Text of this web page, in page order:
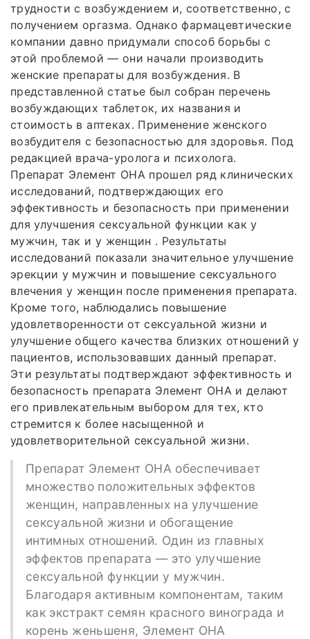
трудности с возбуждением и, соответственно, с
получением оргазма. Однако фармацевтические
компании давно придумали способ борьбы с
этой проблемой — они начали производить
женские препараты для возбуждения. В
представленной статье был собран перечень
возбуждающих таблеток, их названия и
стоимость в аптеках. Применение женского
возбудителя с безопасностью для здоровья. Под
редакцией врача-уролога и психолога.
Препарат Элемент ОНА прошел ряд клинических
исследований, подтверждающих его
эффективность и безопасность при применении
для улучшения сексуальной функции как у
мужчин, так и у женщин . Результаты
исследований показали значительное улучшение
эрекции у мужчин и повышение сексуального
влечения у женщин после применения препарата.
Кроме того, наблюдались повышение
удовлетворенности от сексуальной жизни и
улучшение общего качества близких отношений у
пациентов, использовавших данный препарат.
Эти результаты подтверждают эффективность и
безопасность препарата Элемент ОНА и делают
его привлекательным выбором для тех, кто
стремится к более насыщенной и
удовлетворительной сексуальной жизни.
Препарат Элемент ОНА обеспечивает
множество положительных эффектов
женщин, направленных на улучшение
сексуальной жизни и обогащение
интимных отношений. Один из главных
эффектов препарата — это улучшение
сексуальной функции у мужчин.
Благодаря активным компонентам, таким
как экстракт семян красного винограда и
корень женьшеня, Элемент ОНА